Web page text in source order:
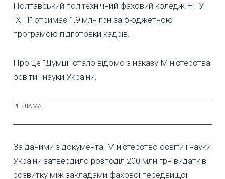
Полтавський політехнічний фаховий коледж НТУ
"ХПІ" отримає 1,9 млн грн за бюджетною
програмою підготовки кадрів.
Про це "Думці" стало відомо з наказу Міністерства
освіти і науки України.
За даними з документа, Міністерство освіти і науки
України затвердило розподіл 200 млн грн видатків
розвитку між закладами фахової передвищої